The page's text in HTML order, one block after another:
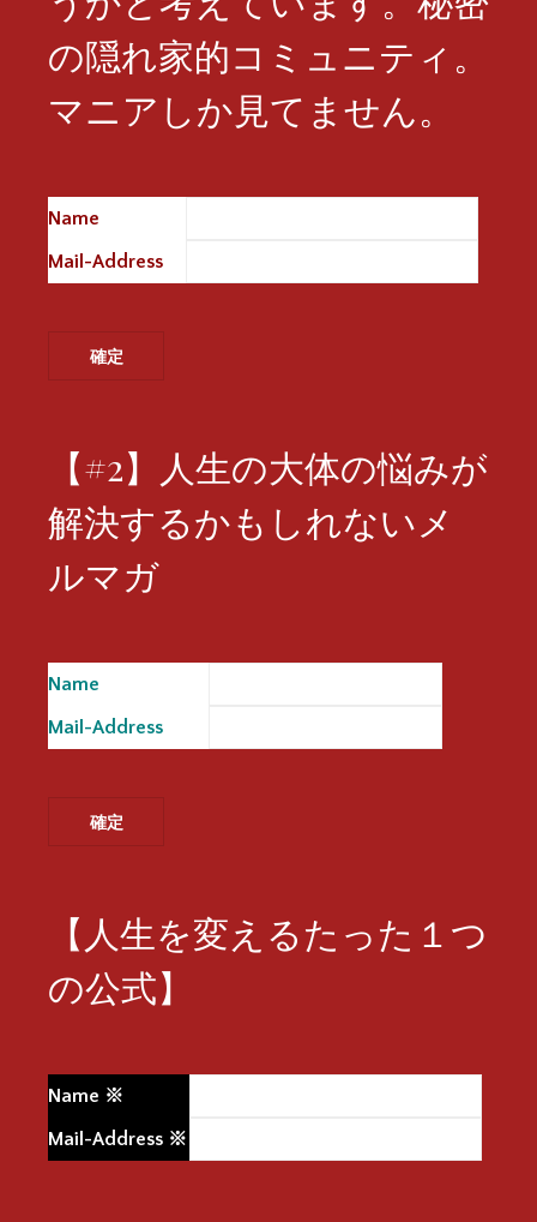
の隠れ家的コミュニティ。
マニアしか見てません。
Name
Mail-Address
【#2】人生の大体の悩みが
解決するかもしれないメ
ルマガ
Name
Mail-Address
【人生を変えるたった１つ
の公式】
Name ※
Mail-Address ※